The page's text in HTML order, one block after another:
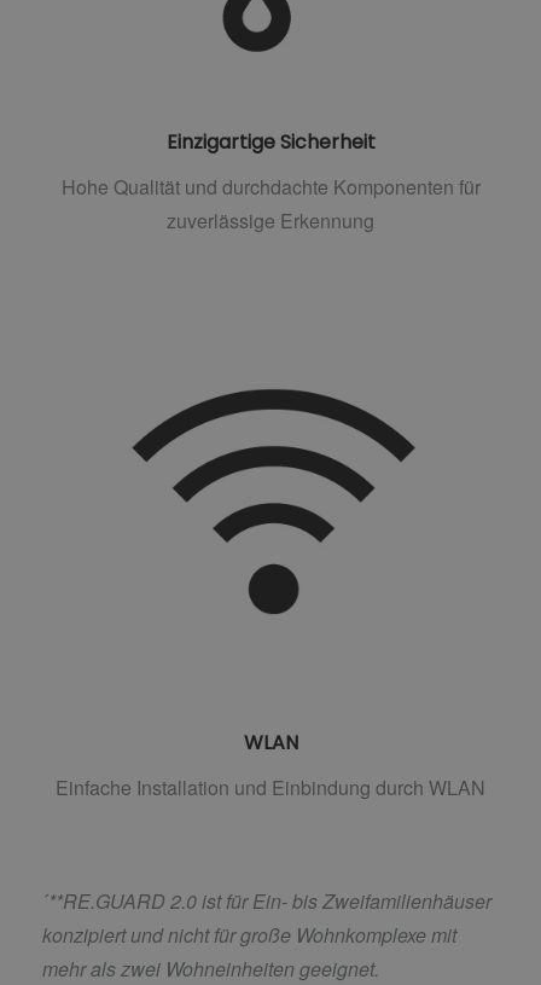
Einzigartige Sicherheit
Hohe Qualität und durchdachte Komponenten für
zuverlässige Erkennung
WLAN
Einfache Installation und Einbindung durch WLAN
´**RE.GUARD 2.0 ist für Ein- bis Zweifamilienhäuser
konzipiert und nicht für große Wohnkomplexe mit
mehr als zwei Wohneinheiten geeignet.